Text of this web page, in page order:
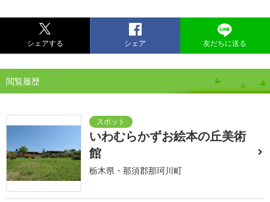
シェアする シェア 友だちに送る
閲覧履歴
いわむらかずお絵本の丘美術
館
栃木県・那須郡那珂川町